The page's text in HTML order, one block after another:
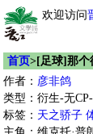
欢迎访问
首页>[足球]那个
作者： 彦非鸽
类型：衍生-无
标签： 天之骄子